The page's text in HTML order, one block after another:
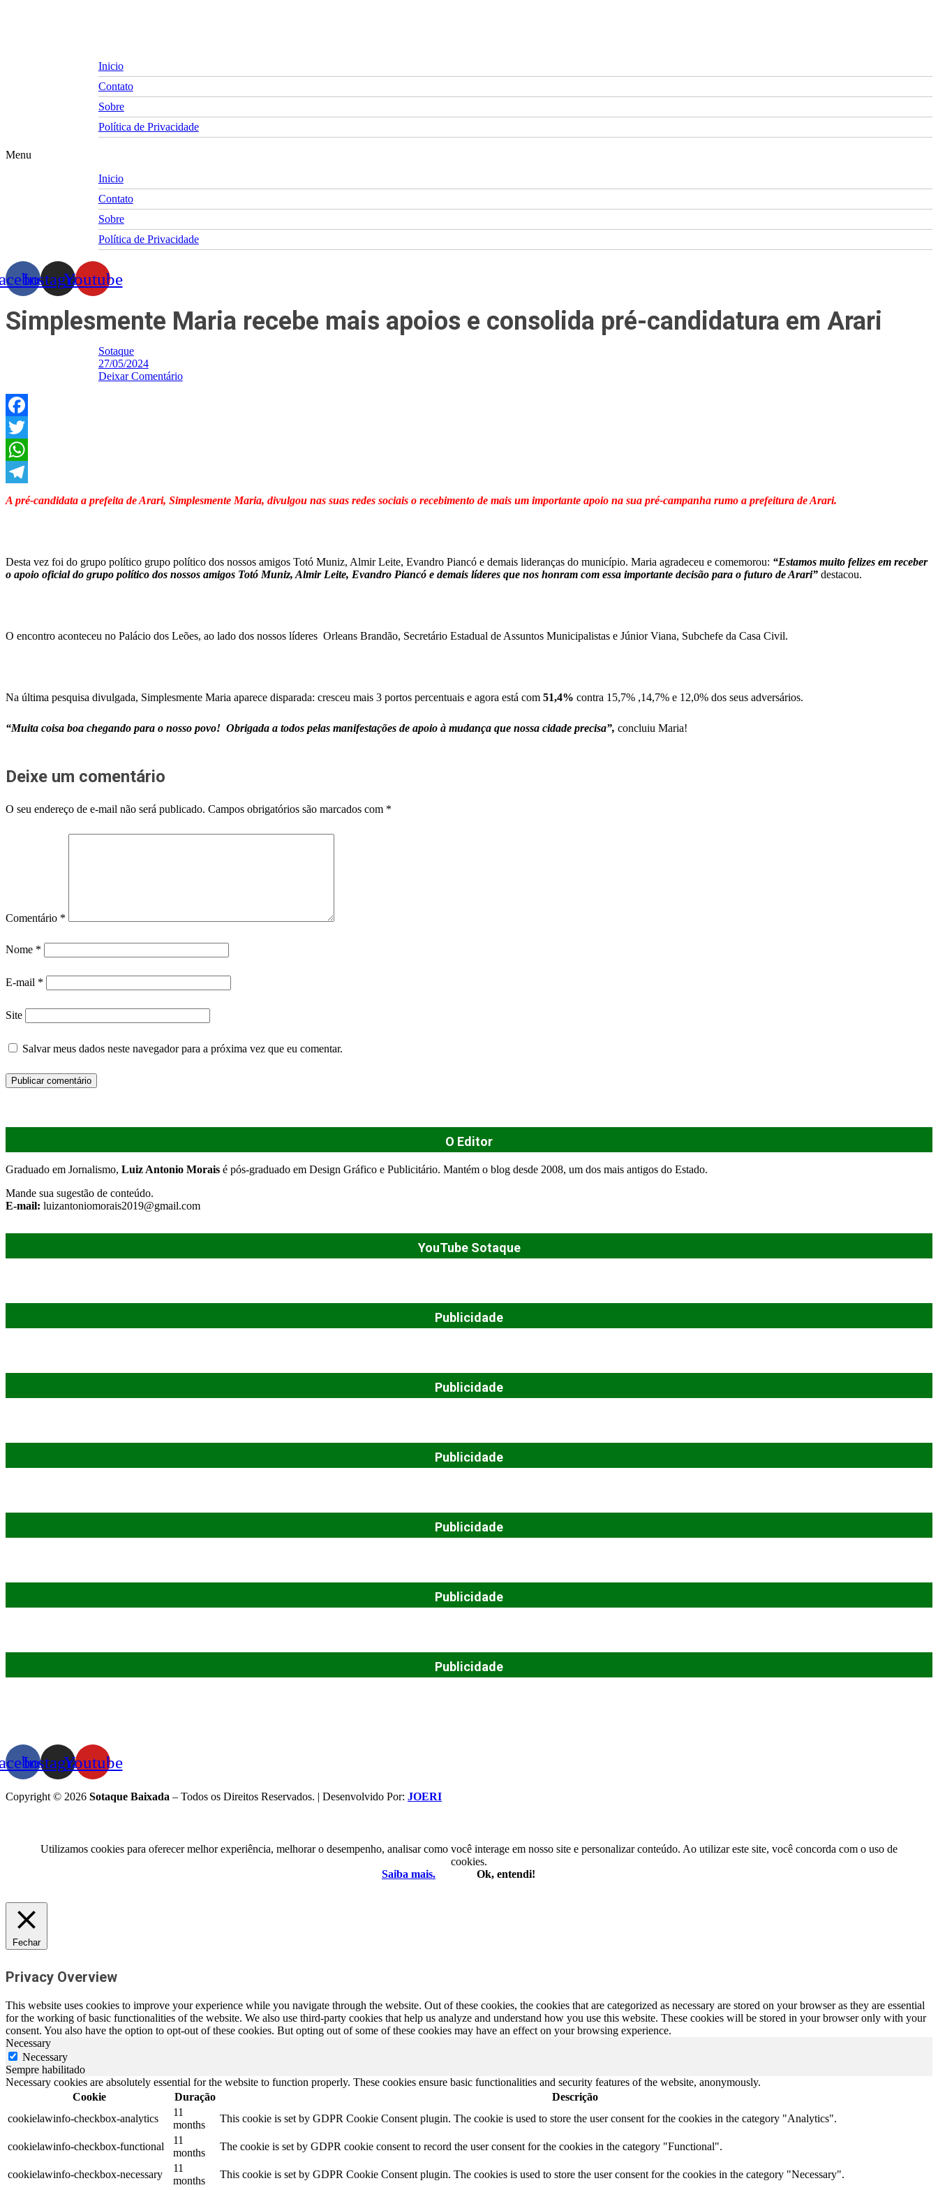
Inicio
Contato
Sobre
Política de Privacidade
Menu
Inicio
Contato
Sobre
Política de Privacidade
InstagramYoutube
Simplesmente Maria recebe mais apoios e consolida pré-candidatura em Arari
Sotaque
27/05/2024
Deixar Comentário
Facebook
Twitter
WhatsApp
Telegram
A pré-candidata a prefeita de Arari, Simplesmente Maria, divulgou nas suas redes sociais o recebimento de mais um importante apoio na sua pré-campanha rumo a prefeitura de Arari.
Desta vez foi do grupo político grupo político dos nossos amigos Totó Muniz, Almir Leite, Evandro Piancó e demais lideranças do município. Maria agradeceu e comemorou: “Estamos muito felizes em receber
o apoio oficial do grupo político dos nossos amigos Totó Muniz, Almir Leite, Evandro Piancó e demais líderes que nos honram com essa importante decisão para o futuro de Arari” destacou.
O encontro aconteceu no Palácio dos Leões, ao lado dos nossos líderes Orleans Brandão, Secretário Estadual de Assuntos Municipalistas e Júnior Viana, Subchefe da Casa Civil.
Na última pesquisa divulgada, Simplesmente Maria aparece disparada: cresceu mais 3 portos percentuais e agora está com 51,4% contra 15,7% ,14,7% e 12,0% dos seus adversários.
“Muita coisa boa chegando para o nosso povo! Obrigada a todos pelas manifestações de apoio à mudança que nossa cidade precisa”, concluiu Maria!
Deixe um comentário
O seu endereço de e-mail não será publicado. Campos obrigatórios são marcados com *
Comentário *
Nome *
E-mail *
Site
Salvar meus dados neste navegador para a próxima vez que eu comentar.
O Editor
Graduado em Jornalismo, Luiz Antonio Morais é pós-graduado em Design Gráfico e Publicitário. Mantém o blog desde 2008, um dos mais antigos do Estado.
Mande sua sugestão de conteúdo.
E-mail: luizantoniomorais2019@gmail.com
YouTube Sotaque
Publicidade
Publicidade
Publicidade
Publicidade
Publicidade
Publicidade
InstagramYoutube
Copyright © 2026 Sotaque Baixada – Todos os Direitos Reservados. | Desenvolvido Por: JOERI
Utilizamos cookies para oferecer melhor experiência, melhorar o desempenho, analisar como você interage em nosso site e personalizar conteúdo. Ao utilizar este site, você concorda com o uso de
cookies.
Saiba mais.
Ok, entendi!
Fechar
Privacy Overview
This website uses cookies to improve your experience while you navigate through the website. Out of these cookies, the cookies that are categorized as necessary are stored on your browser as they are essential
for the working of basic functionalities of the website. We also use third-party cookies that help us analyze and understand how you use this website. These cookies will be stored in your browser only with your
consent. You also have the option to opt-out of these cookies. But opting out of some of these cookies may have an effect on your browsing experience.
Necessary
Necessary
Sempre habilitado
Necessary cookies are absolutely essential for the website to function properly. These cookies ensure basic functionalities and security features of the website, anonymously.
Cookie
Duração
Descrição
cookielawinfo-checkbox-analytics
11
months
This cookie is set by GDPR Cookie Consent plugin. The cookie is used to store the user consent for the cookies in the category "Analytics".
cookielawinfo-checkbox-functional
11
months
The cookie is set by GDPR cookie consent to record the user consent for the cookies in the category "Functional".
cookielawinfo-checkbox-necessary
11
months
This cookie is set by GDPR Cookie Consent plugin. The cookies is used to store the user consent for the cookies in the category "Necessary".